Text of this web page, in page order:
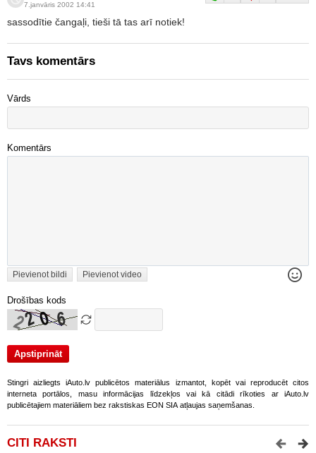
7.janvāris 2002 14:41
sassodītie čangaļi, tieši tā tas arī notiek!
Tavs komentārs
Vārds
Komentārs
Pievienot bildi Pievienot video
Drošības kods
Stingri aizliegts iAuto.lv publicētos materiālus izmantot, kopēt vai reproducēt citos
interneta portālos, masu informācijas līdzekļos vai kā citādi rīkoties ar iAuto.lv
publicētajiem materiāliem bez rakstiskas EON SIA atļaujas saņemšanas.
CITI RAKSTI